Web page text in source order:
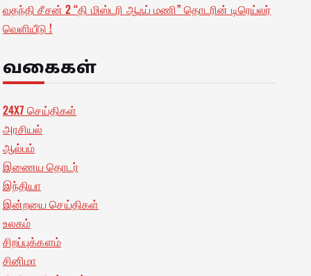
வதந்தி சீசன் 2 “தி மிஸ்டரி ஆஃப் மணி” தொடரின் டிரெய்லர்
வெளியீடு !
வகைகள்
24X7 செய்திகள்
அரசியல்
ஆல்பம்
இணைய தொடர்
இந்தியா
இன்றயை செய்திகள்
உலகம்
சிறப்புக்களம்
சினிமா